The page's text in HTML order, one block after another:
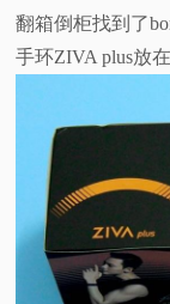
翻箱倒柜找到了
手环ZIVA plus放